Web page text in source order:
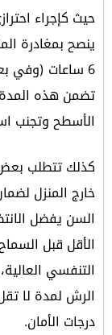
حيث كإجراء
ينصح بمغادرة
تضمن هذه المدة
الأسطح وتجنب
كذلك تتطلب
خارج المنزل
الأقل قبل
التنفسي
درجات الأمان.